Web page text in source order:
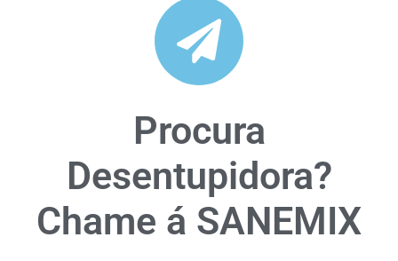
Procura
Desentupidora?
Chame á SANEMIX